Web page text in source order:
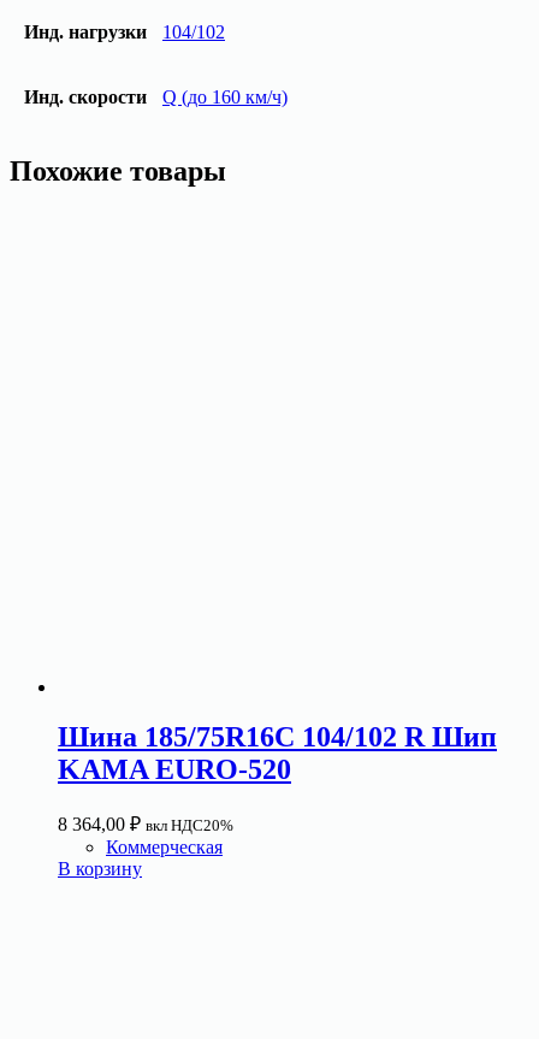
Инд. нагрузки 104/102
Инд. скорости Q (до 160 км/ч)
Похожие товары
Шина 185/75R16C 104/102 R Шип
KAMA EURO-520
8 364,00 ₽ вкл НДС20%
Коммерческая
В корзину